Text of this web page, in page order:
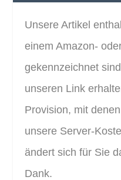
Unsere Artikel
einem Amazon-
gekennzeichnet
unseren Link
Provision, mit
unsere Server-
ändert sich für Sie
Dank.